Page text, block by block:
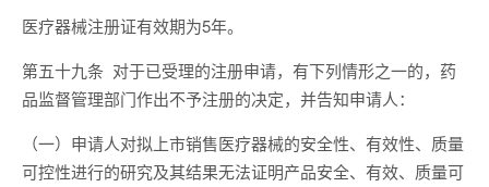
医疗器械注册证有效期为5年。
第五十九条 对于已受理的注册申请，有下列情形之一的，药
品监督管理部门作出不予注册的决定，并告知申请人：
（一）申请人对拟上市销售医疗器械的安全性、有效性、质量
可控性进行的研究及其结果无法证明产品安全、有效、质量可